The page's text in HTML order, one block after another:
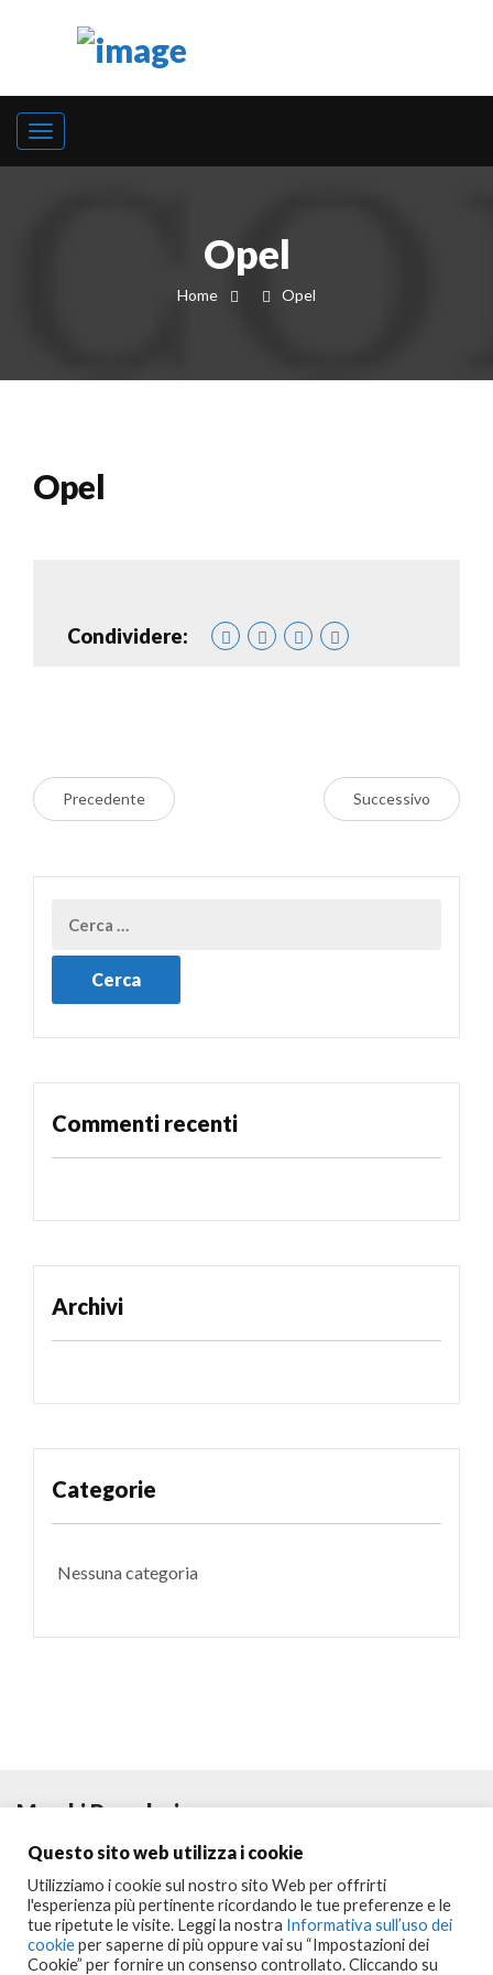
Opel
Home Opel
Opel
Condividere:
Precedente Successivo
Commenti recenti
Archivi
Categorie
Nessuna categoria
Marchi Popolari
Questo sito web utilizza i cookie
Utilizziamo i cookie sul nostro sito Web per offrirti
l'esperienza più pertinente ricordando le tue preferenze e le
tue ripetute le visite. Leggi la nostra Informativa sull’uso dei
cookieper saperne di più oppure vai su “Impostazioni dei
Cookie” per fornire un consenso controllato. Cliccando su